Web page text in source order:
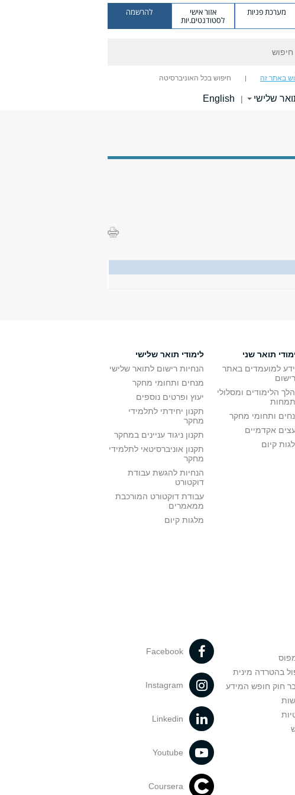
מערכת פניות אזור אישי
לסטודנטים.יות
להרשמה
באתר זה חיפוש בכל האוניברסיטה
שלישי |
English
תואר שני
למועמדים באתר
הלימודים ומסלולי
ותחומי מחקר
אקדמיים
קיום
לימודי תואר שלישי
הנחיות רישום לתואר שלישי
מנחים ותחומי מחקר
יעוץ ופרטים נוספים
תקנון יחידתי לתלמידי
מחקר
תקנון ניגוד עניינים במחקר
תקנון אוניברסיטאי לתלמידי
מחקר
הנחיות להגשת עבודת
דוקטורט
עבודת דוקטורט המורכבת
ממאמרים
מלגות קיום
בהטרדה מינית
חוק חופש המידע
Facebook
Instagram
Linkedin
Youtube
Coursera